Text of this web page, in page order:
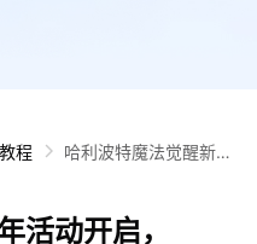
程
哈利波特魔法觉醒新年
分
活动开启，